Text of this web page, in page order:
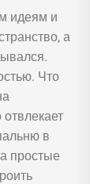
идеям и
а
Что
в
простые